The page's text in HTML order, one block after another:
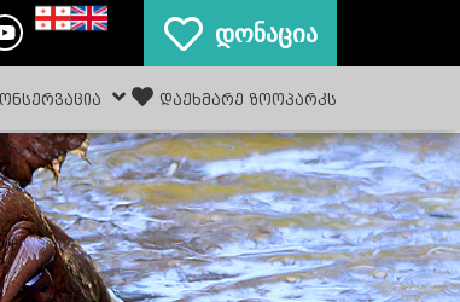
დონაცია
ᲓᲐᲔᲮᲛᲐᲠᲔ ᲖᲝᲝᲞᲐᲠᲙᲡ